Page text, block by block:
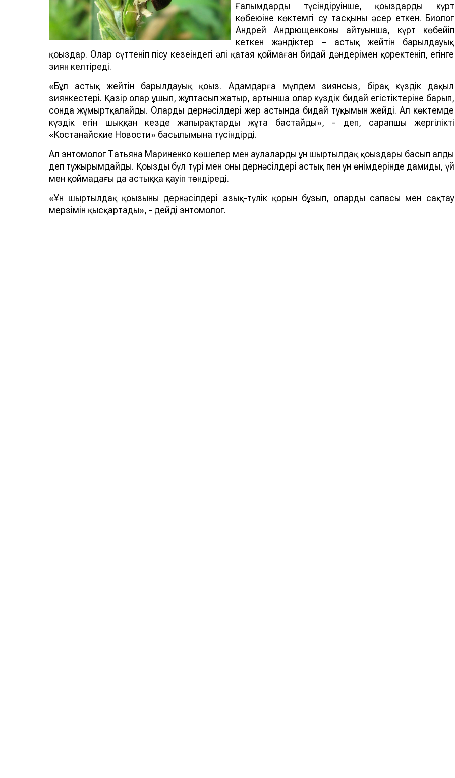
Ғалымдардың түсіндіруінше, қоңыздардың күрт
көбеюіне көктемгі су тасқыны әсер еткен. Биолог
Андрей Андрющенконың айтуынша, күрт көбейіп
кеткен жәндіктер – астық жейтін барылдауық
қоңыздар. Олар сүттеніп пісу кезеңіндегі әлі қатая қоймаған бидай дәндерімен қоректеніп, егінге
зиян келтіреді.
«Бұл астық жейтін барылдауық қоңыз. Адамдарға мүлдем зиянсыз, бірақ күздік дақыл
зиянкестері. Қазір олар ұшып, жұптасып жатыр, артынша олар күздік бидай егістіктеріне барып,
сонда жұмыртқалайды. Олардың дернәсілдері жер астында бидай тұқымын жейді. Ал көктемде
күздік егін шыққан кезде жапырақтарды жұта бастайды», - деп, сарапшы жергілікті
«Костанайские Новости» басылымына түсіндірді.
Ал энтомолог Татьяна Мариненко көшелер мен аулаларды ұн шыртылдақ қоңыздары басып алды
деп тұжырымдайды. Қоңыздың бүл түрі мен оның дернәсілдері астық пен ұн өнімдерінде дамиды, үй
мен қоймадағы да астыққа қауіп төндіреді.
«Ұн шыртылдақ қоңызының дернәсілдері азық-түлік қорын бұзып, олардың сапасы мен сақтау
мерзімін қысқартады», - дейді энтомолог.